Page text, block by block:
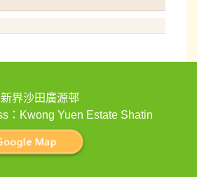
界沙田廣源邨
：Kwong Yuen Estate Shatin